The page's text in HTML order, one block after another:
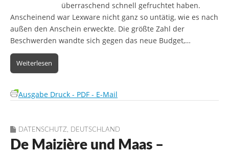
überraschend schnell gefruchtet haben.
Anscheinend war Lexware nicht ganz so untätig, wie es nach
außen den Anschein erweckte. Die größte Zahl der
Beschwerden wandte sich gegen das neue Budget,…
Weiterlesen
Ausgabe Druck - PDF - E-Mail
DATENSCHUTZ, DEUTSCHLAND
De Maizière und Maas –